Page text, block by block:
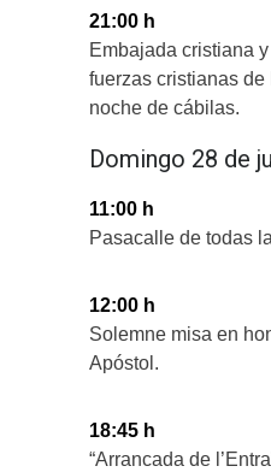
21:00 h
Embajada cristiana
fuerzas cristianas
noche de cábilas.
Domingo 28 de
11:00 h
Pasacalle de todas
12:00 h
Solemne misa en
Apóstol.
18:45 h
“Arrancada de